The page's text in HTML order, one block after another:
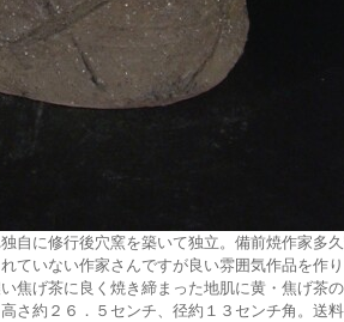
自に修行後穴窯を築いて独立。備前焼作家多
ていない作家さんですが良い雰囲気作品を作
焦げ茶に良く焼き締まった地肌に黄・焦げ茶
さ約２６．５センチ、径約１３センチ角。送